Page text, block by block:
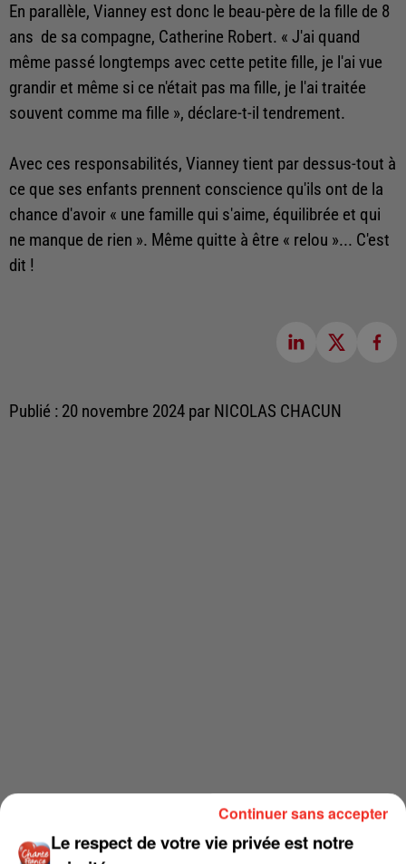
En parallèle, Vianney est donc le beau-père de la fille de 8
ans de sa compagne, Catherine Robert. « J'ai quand
même passé longtemps avec cette petite fille, je l'ai vue
grandir et même si ce n'était pas ma fille, je l'ai traitée
souvent comme ma fille », déclare-t-il tendrement.
Avec ces responsabilités, Vianney tient par dessus-tout à
ce que ses enfants prennent conscience qu'ils ont de la
chance d'avoir « une famille qui s'aime, équilibrée et qui
ne manque de rien ». Même quitte à être « relou »... C'est
dit !
Publié : 20 novembre 2024 par NICOLAS CHACUN
Le respect de votre vie privée est notre
Continuer sans accepter